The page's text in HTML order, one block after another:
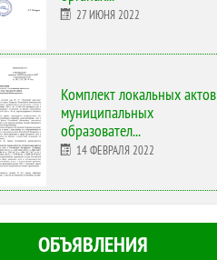
27 ИЮНЯ 2022
Комплект локальных актов
муниципальных
образовател...
14 ФЕВРАЛЯ 2022
ОБЪЯВЛЕНИЯ